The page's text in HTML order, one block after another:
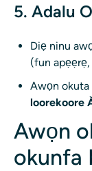
5. Adalu
Diẹ ninu
(fun
Awọn okuta
loorekoore
Awọn
okunfa